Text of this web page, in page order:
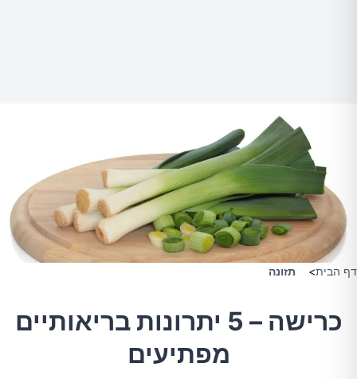
דף הבית> תזונה
כרישה – 5 יתרונות בריאותיים
מפתיעים